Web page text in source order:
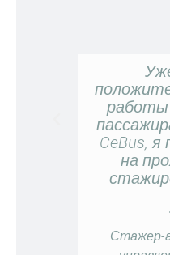
работы
CeBus, я
на
Стажер-